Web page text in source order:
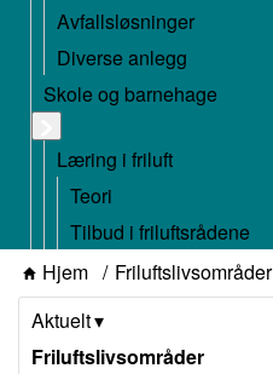
Avfallsløsninger
Diverse anlegg
Skole og barnehage
Læring i friluft
Teori
Tilbud i friluftsrådene
Hjem
Friluftslivsområder
Aktuelt
Friluftslivsområder